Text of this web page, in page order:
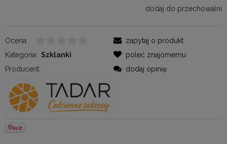
dodaj do przechowalni
Ocena:
Kategoria: Szklanki
Producent:
zapytaj o produkt
poleć znajomemu
dodaj opinię